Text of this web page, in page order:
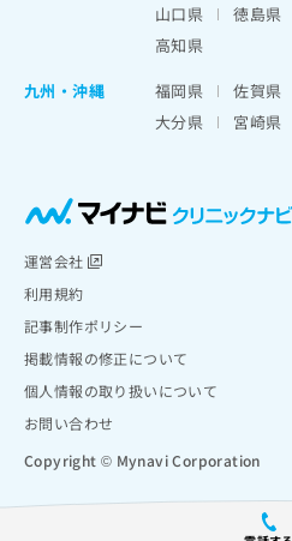
山口県
徳島県
高知県
九州・沖縄
福岡県 佐賀県
大分県
宮崎県
運営会社
利用規約
記事制作ポリシー
掲載情報の修正について
個人情報の取り扱いについて
お問い合わせ
Copyright © Mynavi Corporation